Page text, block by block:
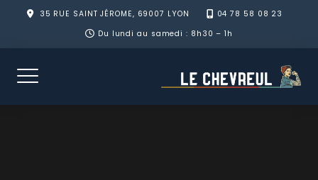
35 RUE SAINT JÉROME, 69007 LYON
04 78 58 08 23
Du lundi au samedi : 8h30 – 1h